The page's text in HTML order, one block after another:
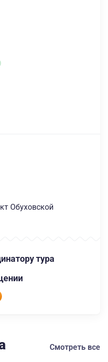
Обуховской
тура
Смотреть все